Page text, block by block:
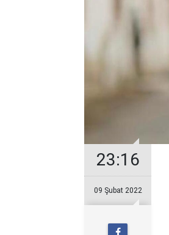
23:16
09 Şubat 2022